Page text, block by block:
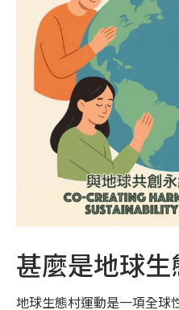
甚麼是地球生
地球生態村運動是一項全球